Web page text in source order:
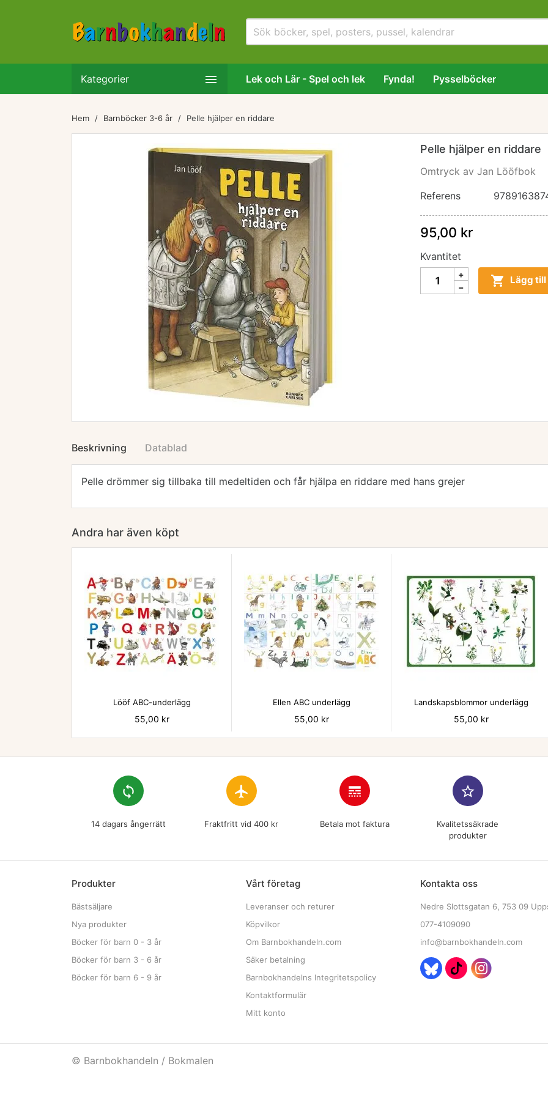
Kategorier  Lek och Lär - Spel och lek Fynda! Pysselböcker
Hem Barnböcker 3-6 år Pelle hjälper en riddare
Pelle hjälper en riddare
Omtryck av Jan Lööfbok
Referens
95,00 kr
Kvantitet
 Lägg
Beskrivning Datablad
Pelle drömmer sig tillbaka till medeltiden och får hjälpa en riddare med hans grejer
Andra har även köpt

Lööf ABC-underlägg
Pris
55,00 kr

Ellen ABC underlägg
Pris
55,00 kr
Landskapsblommor underlägg
Pris
55,00 kr
loop
14 dagars ångerrätt
flight
Fraktfritt vid 400 kr
line_style
Betala mot faktura
star_border
Kvalitetssäkrade
produkter
Produkter
Bästsäljare
Nya produkter
Böcker för barn 0 - 3 år
Böcker för barn 3 - 6 år
Böcker för barn 6 - 9 år
Vårt företag
Leveranser och returer
Köpvilkor
Om Barnbokhandeln.com
Säker betalning
Barnbokhandelns Integritetspolicy
Kontaktformulär
Mitt konto
Kontakta oss
Nedre Slottsgatan 6, 753 09
077-4109090
info@barnbokhandeln.com
© Barnbokhandeln / Bokmalen